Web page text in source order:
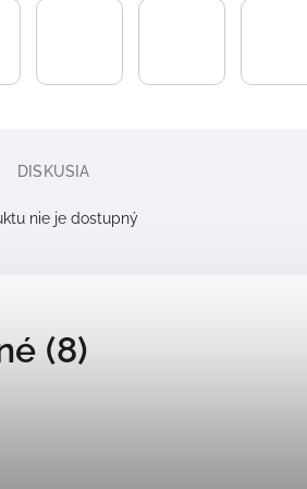
DISKUSIA
nie je dostupný
(8)